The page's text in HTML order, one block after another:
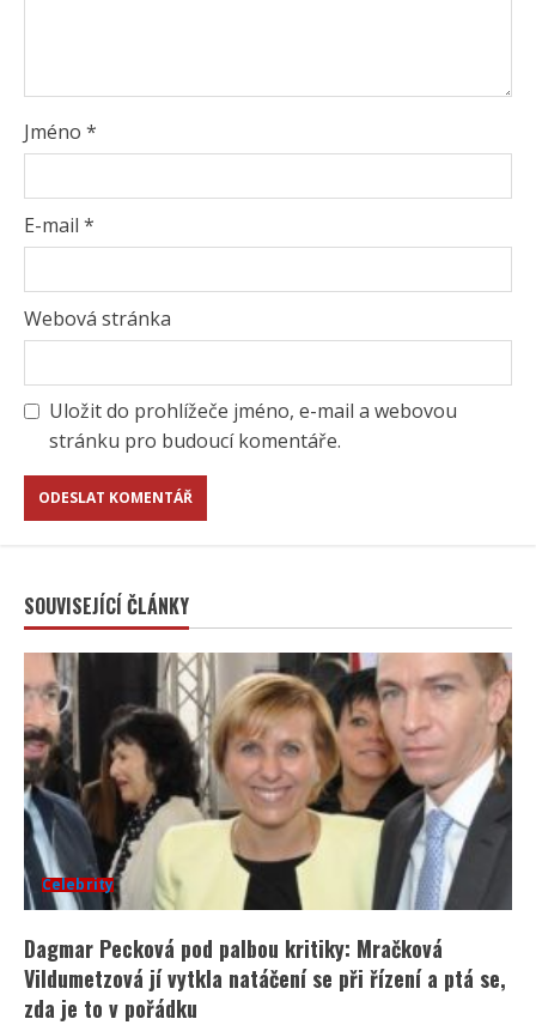
Jméno *
E-mail *
Webová stránka
Uložit do prohlížeče jméno, e-mail a webovou
stránku pro budoucí komentáře.
SOUVISEJÍCÍ ČLÁNKY
Celebrity
Dagmar Pecková pod palbou kritiky: Mračková
Vildumetzová jí vytkla natáčení se při řízení a ptá se,
zda je to v pořádku